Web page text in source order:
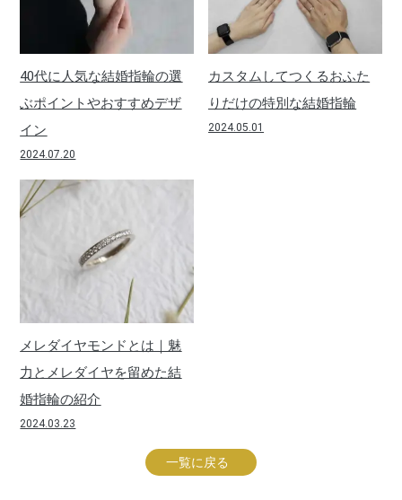
40代に人気な結婚指輪の選
ぶポイントやおすすめデザ
イン
2024.07.20
カスタムしてつくるおふた
りだけの特別な結婚指輪
2024.05.01
メレダイヤモンドとは｜魅
力とメレダイヤを留めた結
婚指輪の紹介
2024.03.23
一覧に戻る